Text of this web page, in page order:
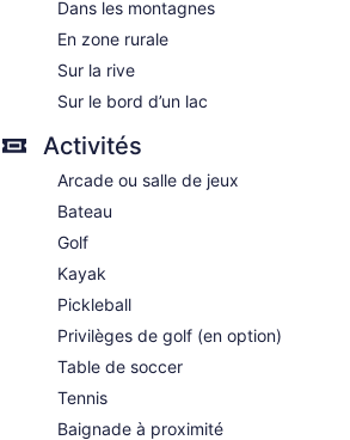
Dans les montagnes
En zone rurale
Sur la rive
Sur le bord d’un lac
Activités
Arcade ou salle de jeux
Bateau
Golf
Kayak
Pickleball
Privilèges de golf (en option)
Table de soccer
Tennis
Baignade à proximité